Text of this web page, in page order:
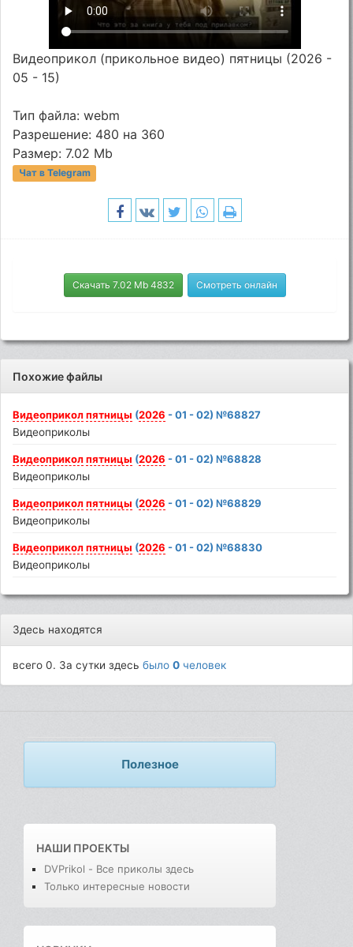
Видеоприкол (прикольное видео) пятницы (2026 -
05 - 15)
Тип файла: webm
Разрешение: 480 на 360
Размер: 7.02 Mb
Чат в Telegram
Скачать 7.02 Mb 4832 Смотреть онлайн
Похожие файлы
Видеоприкол пятницы (2026 - 01 - 02) №68827
Видеоприколы
Видеоприкол пятницы (2026 - 01 - 02) №68828
Видеоприколы
Видеоприкол пятницы (2026 - 01 - 02) №68829
Видеоприколы
Видеоприкол пятницы (2026 - 01 - 02) №68830
Видеоприколы
Здесь находятся
всего 0. За сутки здесьбыло0 человек
Полезное
НАШИ ПРОЕКТЫ
DVPrikol - Все приколы здесь
Только интересные новости